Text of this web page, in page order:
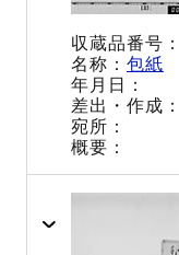
包紙